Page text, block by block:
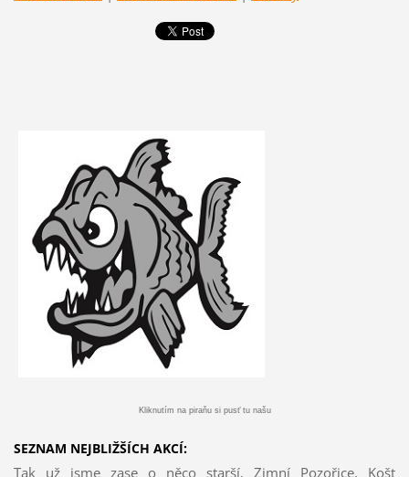
Kliknutím na piraňu si pusť tu našu
SEZNAM NEJBLIŽŠÍCH AKCÍ:
Tak už jsme zase o něco starší, Zimní Pozořice, Košt